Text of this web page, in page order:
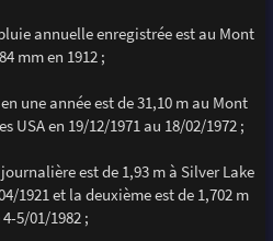
annuelle enregistrée est au Mont
mm en 1912 ;
une année est de 31,10 m au Mont
USA en 19/12/1971 au 18/02/1972 ;
est de 1,93 m à Silver Lake
1921 et la deuxième est de 1,702 m
5/01/1982 ;